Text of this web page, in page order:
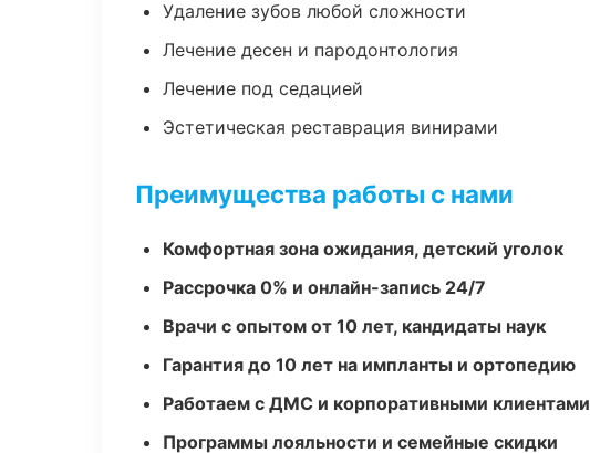
Удаление зубов любой сложности
Лечение десен и пародонтология
Лечение под седацией
Эстетическая реставрация винирами
Преимущества работы с нами
Комфортная зона ожидания, детский уголок
Рассрочка 0% и онлайн-запись 24/7
Врачи с опытом от 10 лет, кандидаты наук
Гарантия до 10 лет на импланты и ортопедию
Работаем с ДМС и корпоративными клиентами
Программы лояльности и семейные скидки